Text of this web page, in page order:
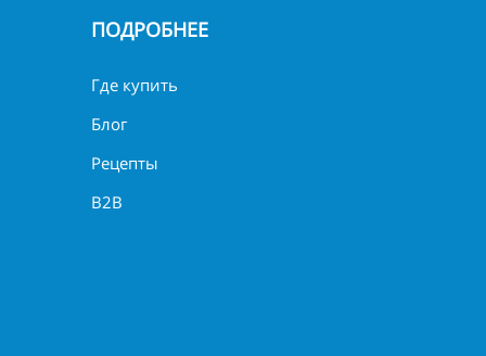
ПОДРОБНЕЕ
Где купить
Блог
Рецепты
B2B